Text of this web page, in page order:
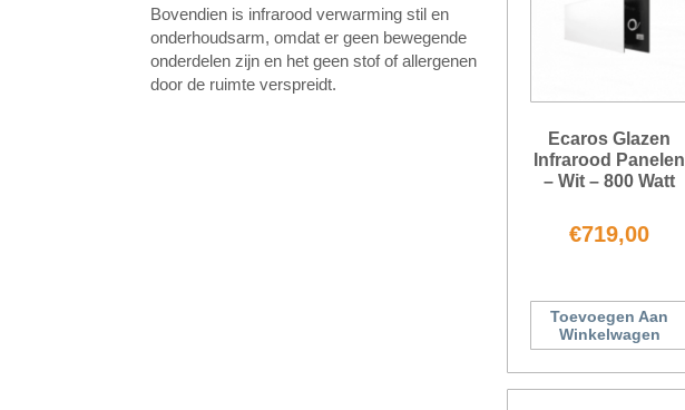
Bovendien is infrarood verwarming stil en
onderhoudsarm, omdat er geen bewegende
onderdelen zijn en het geen stof of allergenen
door de ruimte verspreidt.
Ecaros Glazen
Infrarood Panelen
– Wit – 800 Watt
€719,00
Toevoegen Aan
Winkelwagen